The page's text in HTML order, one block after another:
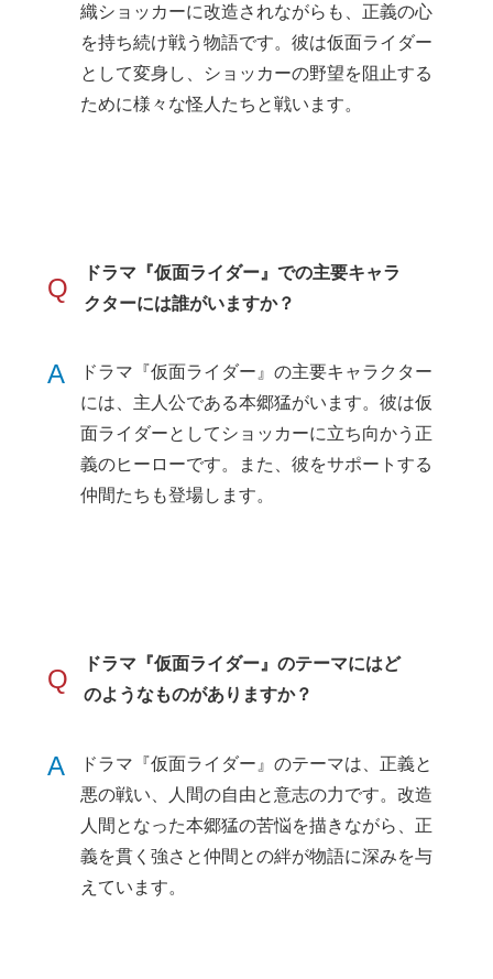
織ショッカーに改造されながらも、正義の心
を持ち続け戦う物語です。彼は仮面ライダー
として変身し、ショッカーの野望を阻止する
ために様々な怪人たちと戦います。
Q
ドラマ『仮面ライダー』での主要キャラ
クターには誰がいますか？
A
ドラマ『仮面ライダー』の主要キャラクター
には、主人公である本郷猛がいます。彼は仮
面ライダーとしてショッカーに立ち向かう正
義のヒーローです。また、彼をサポートする
仲間たちも登場します。
Q
ドラマ『仮面ライダー』のテーマにはど
のようなものがありますか？
A
ドラマ『仮面ライダー』のテーマは、正義と
悪の戦い、人間の自由と意志の力です。改造
人間となった本郷猛の苦悩を描きながら、正
義を貫く強さと仲間との絆が物語に深みを与
えています。